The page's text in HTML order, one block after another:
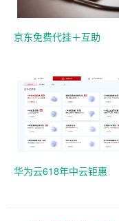
京东免费代挂＋互助
华为云618年中云钜惠